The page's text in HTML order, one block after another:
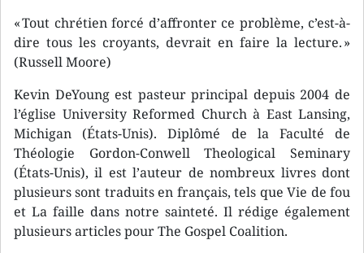
« Tout chrétien forcé d’affronter ce problème, c’est-à-
dire tous les croyants, devrait en faire la lecture. »
(Russell Moore)
Kevin DeYoung est pasteur principal depuis 2004 de
l’église University Reformed Church à East Lansing,
Michigan (États-Unis). Diplômé de la Faculté de
Théologie Gordon-Conwell Theological Seminary
(États-Unis), il est l’auteur de nombreux livres dont
plusieurs sont traduits en français, tels que Vie de fou
et La faille dans notre sainteté. Il rédige également
plusieurs articles pour The Gospel Coalition.